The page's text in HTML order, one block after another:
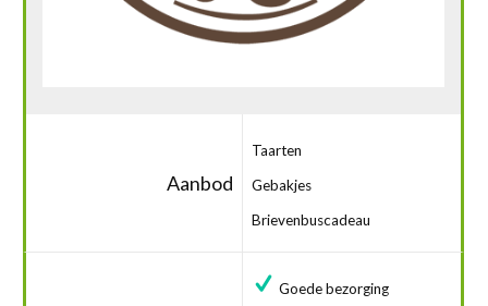
Aanbod
Taarten
Gebakjes
Brievenbuscadeau
Goede bezorging